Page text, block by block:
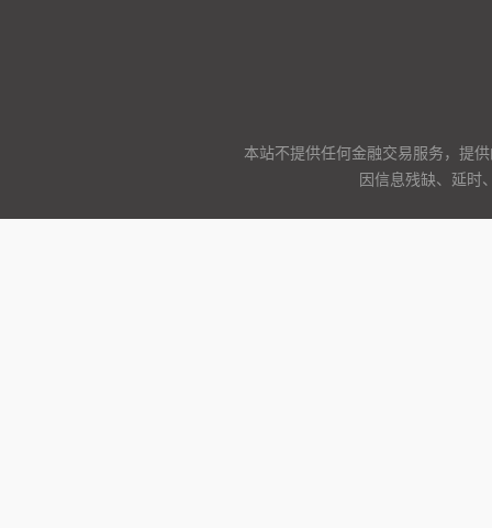
本站不提供任何金融交易服务，提
因信息残缺、延时